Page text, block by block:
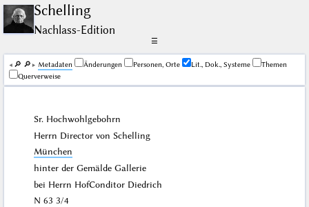
Schelling
Nachlass-Edition
☰
🔎︎ 🔎︎ Me­ta­da­ten Änderungen Personen, Orte Lit., Dok., Systeme
Themen
Querverweise
Sr. Hochwohlgebohrn
Herrn Director von Schelling
München
hinter der Gemälde Gallerie
bei Herrn HofConditor Diedrich
N 63 3/4